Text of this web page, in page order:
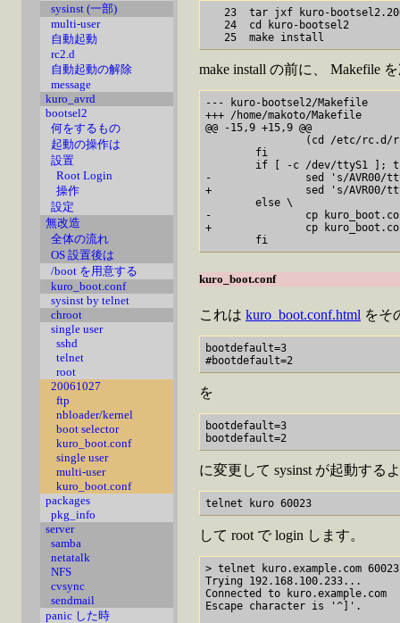
sysinst (一部)
multi-user
自動起動
rc2.d
自動起動の解除
message
kuro_avrd
bootsel2
何をするもの
起動の操作は
設置
Root Login
操作
設定
無改造
全体の流れ
OS 設置後は
/boot を用意する
kuro_boot.conf
sysinst by telnet
chroot
single user
sshd
telnet
root
20061027
ftp
nbloader/kernel
boot selector
kuro_boot.conf
single user
multi-user
kuro_boot.conf
packages
pkg_info
server
samba
netatalk
NFS
cvsync
sendmail
panic した時
23  tar jxf kuro-
   24  cd kuro-bootsel2
make install の前に、 Makefile
--- kuro-bootsel2/Makefile
+++ /home/makoto/Makefile
@@ -15,9 +15,9 @@
(cd /etc/rc.d/
        fi
if [ -c /dev/ttyS1 ];
-               sed 's/AVR00/
+               sed 's/AVR00/
        else \
-               cp
+               cp
kuro_boot.conf
これは kuro_boot.conf.html をそ
bootdefault=3
を
bootdefault=3
に変更して sysinst が起動する
して root で login します。
> telnet kuro.example.com 60023
Trying 192.168.100.233...
Connected to kuro.example.com
Escape character is '^]'.